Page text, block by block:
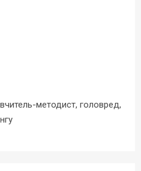
методист, головред,